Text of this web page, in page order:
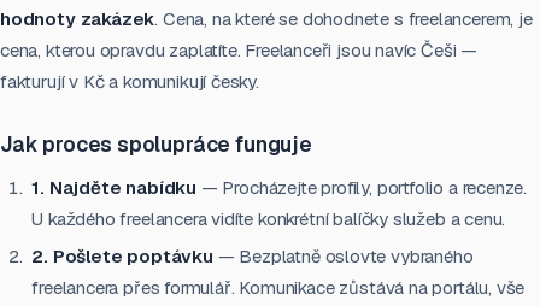
hodnoty zakázek. Cena, na které se dohodnete s freelancerem, je
cena, kterou opravdu zaplatíte. Freelanceři jsou navíc Češi —
fakturují v Kč a komunikují česky.
Jak proces spolupráce funguje
1. Najděte nabídku — Procházejte profily, portfolio a recenze.
U každého freelancera vidíte konkrétní balíčky služeb a cenu.
2. Pošlete poptávku — Bezplatně oslovte vybraného
freelancera přes formulář. Komunikace zůstává na portálu, vše